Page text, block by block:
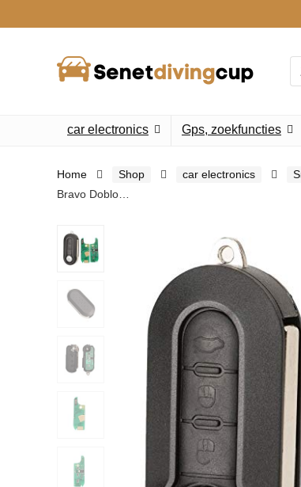
car electronics Gps, zoekfuncties
Home Shop car electronics
Bravo Doblo…